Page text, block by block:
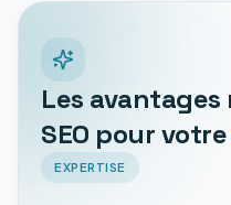
Les
SEO pour votre
EXPERTISE